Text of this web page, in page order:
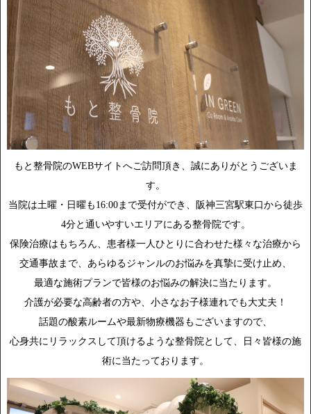
もと整骨院のWEBサイトへご訪問頂き、誠にありがとうございま
す。
当院は土曜・日曜も16:00まで受付ができ、阪神三宮駅東口から徒歩
4分と通いやすいエリアにある整骨院です。
保険治療はもちろん、患者様一人ひとりに合わせた様々な治療から
交通事故まで、あらゆるジャンルのお悩みを真摯に受け止め、
最適な施術プランで皆様のお悩みの解決に当たります。
介護が必要な高齢者の方や、小さなお子様連れでも大丈夫！
話題の酸素ルームや最新物療機器もございますので、
心身共にリラックスして頂けるような整骨院として、日々皆様の施
術に当たっております。